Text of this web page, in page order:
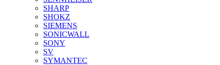
SHARP
SHOKZ
SIEMENS
SONICWALL
SONY
SV
SYMANTEC